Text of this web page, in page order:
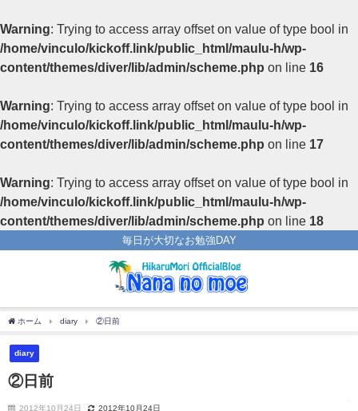
Warning: Trying to access array offset on value of type bool in
/home/vinculo/kickoff.link/public_html/maulu-h/wp-
content/themes/diver/lib/admin/scheme.php on line 16
Warning: Trying to access array offset on value of type bool in
/home/vinculo/kickoff.link/public_html/maulu-h/wp-
content/themes/diver/lib/admin/scheme.php on line 17
Warning: Trying to access array offset on value of type bool in
/home/vinculo/kickoff.link/public_html/maulu-h/wp-
content/themes/diver/lib/admin/scheme.php on line 18
毎日が大切なお勉強DAY
ホーム diary ②日前
diary
②日前
2012年10月24日 2012年10月24日